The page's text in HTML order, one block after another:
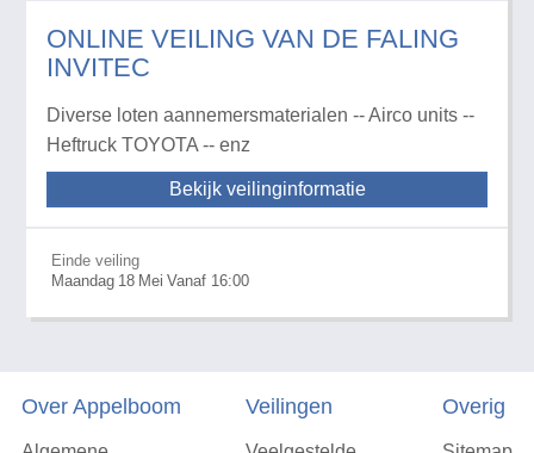
ONLINE VEILING VAN DE FALING
INVITEC
Diverse loten aannemersmaterialen -- Airco units --
Heftruck TOYOTA -- enz
Bekijk veilinginformatie
Einde veiling
Maandag 18 Mei Vanaf 16:00
Over Appelboom Veilingen Overig